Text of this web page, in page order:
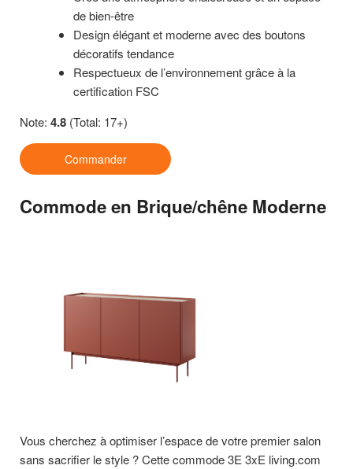
de bien-être
Design élégant et moderne avec des boutons
décoratifs tendance
Respectueux de l’environnement grâce à la
certification FSC
Note: 4.8 (Total: 17+)
Commander
Commode en Brique/chêne Moderne
Vous cherchez à optimiser l’espace de votre premier salon
sans sacrifier le style ? Cette commode 3E 3xE living.com